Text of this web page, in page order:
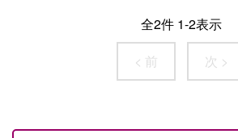
全2件 1-2表示
< 前
次 >